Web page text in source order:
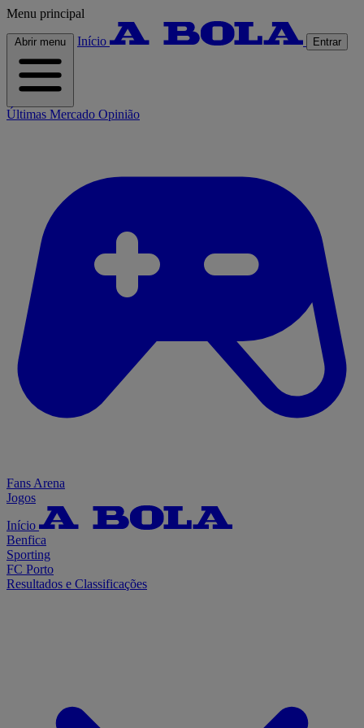
Menu principal
Abrir menu Início Entrar
Últimas Mercado Opinião
Fans Arena
Jogos
Início
Benfica
Sporting
FC Porto
Resultados e Classificações